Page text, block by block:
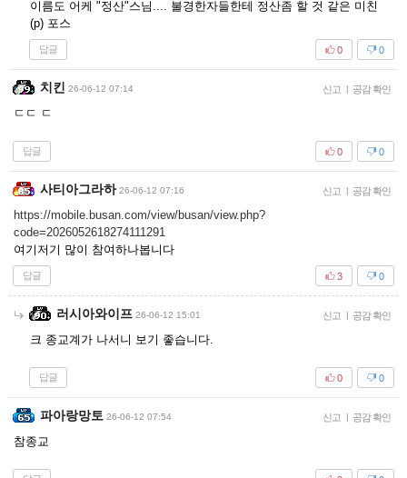
이름도 어케 "정산"스님.... 불경한자들한테 정산좀 할 것 같은 미친
(p) 포스
답글 0
0
치킨 26-06-12 07:14 신고 | 공감 확인
ㄷㄷ ㄷ
답글 0
0
사티아그라하 26-06-12 07:16 신고 | 공감 확인
https://mobile.busan.com/view/busan/view.php?
code=2026052618274111291
여기저기 많이 참여하나봅니다
답글 0
3
러시아와이프 26-06-12 15:01 신고 | 공감 확인
크 종교계가 나서니 보기 좋습니다.
답글 0
0
파아랑망토 26-06-12 07:54 신고 | 공감 확인
참종교